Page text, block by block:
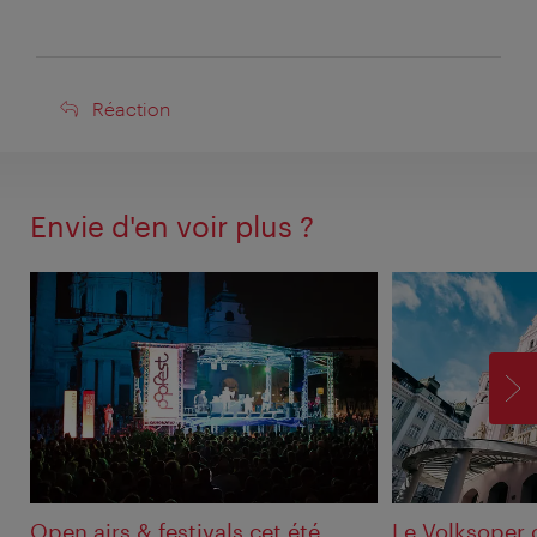
Réaction
Réaction
Envie d'en voir plus ?
Open airs & festivals cet été Le Volksoper